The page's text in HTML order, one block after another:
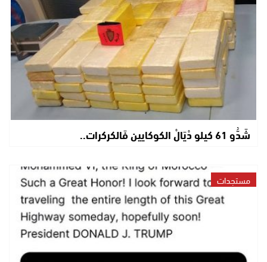
شَدُّو 61 كيلو دْيَالْ الكوكايين فَالكركرات..
مستجدات